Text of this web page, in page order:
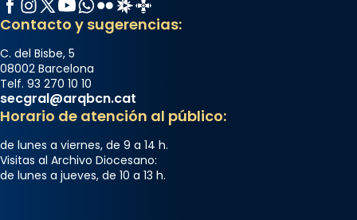
Contacto y sugerencias:
C. del Bisbe, 5
08002 Barcelona
Telf. 93 270 10 10
secgral@arqbcn.cat
Horario de atención al público:
de lunes a viernes, de 9 a 14 h.
Visitas al Archivo Diocesano:
de lunes a jueves, de 10 a 13 h.